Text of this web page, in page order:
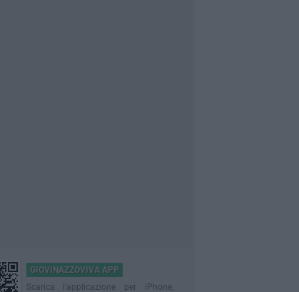
GIOVINAZZOVIVA APP
Scarica l'applicazione per iPhone,